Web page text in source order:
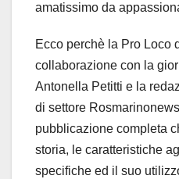
amatissimo da
Ecco perchè la Pro Loco
collaborazione con la
Antonella Petitti e la
di settore
pubblicazione completa
storia, le caratteristiche
specifiche ed il suo